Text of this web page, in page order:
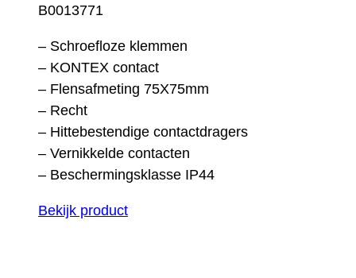
B0013771
– Schroefloze klemmen
– KONTEX contact
– Flensafmeting 75X75mm
– Recht
– Hittebestendige contactdragers
– Vernikkelde contacten
– Beschermingsklasse IP44
Bekijk product